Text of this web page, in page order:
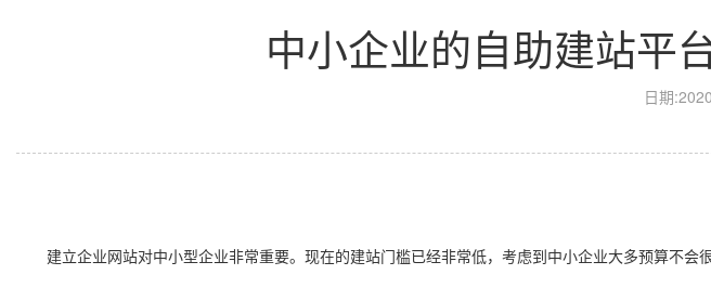
中小企业的自助建站平
日期:
建立企业网站对中小型企业非常重要。现在的建站门槛已经非常低，考虑到中小企业大多预算不会